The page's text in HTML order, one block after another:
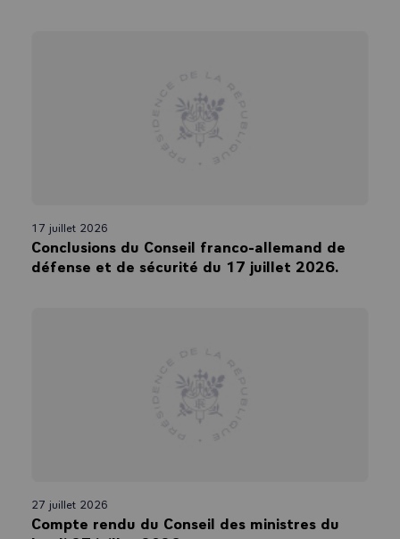
17 juillet 2026
Conclusions du Conseil franco-allemand de
défense et de sécurité du 17 juillet 2026.
27 juillet 2026
Compte rendu du Conseil des ministres du